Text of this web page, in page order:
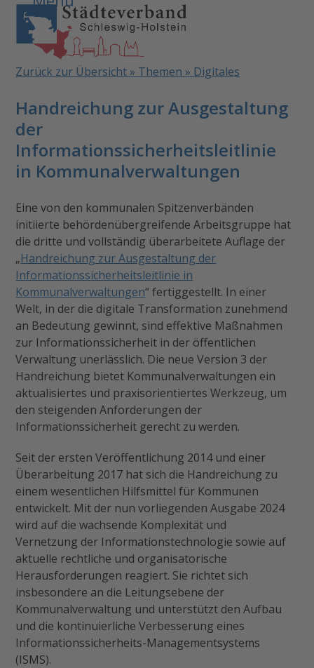
Skip
content
Open
mobile
menu
Close
mobile
menu
Zurück zur Übersicht » Themen » Digitales
Handreichung zur Ausgestaltung
der
Informationssicherheitsleitlinie
in Kommunalverwaltungen
Eine von den kommunalen Spitzenverbänden
initiierte behördenübergreifende Arbeitsgruppe hat
die dritte und vollständig überarbeitete Auflage der
„Handreichung zur Ausgestaltung der
Informationssicherheitsleitlinie in
Kommunalverwaltungen“ fertiggestellt. In einer
Welt, in der die digitale Transformation zunehmend
an Bedeutung gewinnt, sind effektive Maßnahmen
zur Informationssicherheit in der öffentlichen
Verwaltung unerlässlich. Die neue Version 3 der
Handreichung bietet Kommunalverwaltungen ein
aktualisiertes und praxisorientiertes Werkzeug, um
den steigenden Anforderungen der
Informationssicherheit gerecht zu werden.
Seit der ersten Veröffentlichung 2014 und einer
Überarbeitung 2017 hat sich die Handreichung zu
einem wesentlichen Hilfsmittel für Kommunen
entwickelt. Mit der nun vorliegenden Ausgabe 2024
wird auf die wachsende Komplexität und
Vernetzung der Informationstechnologie sowie auf
aktuelle rechtliche und organisatorische
Herausforderungen reagiert. Sie richtet sich
insbesondere an die Leitungsebene der
Kommunalverwaltung und unterstützt den Aufbau
und die kontinuierliche Verbesserung eines
Informationssicherheits-Managementsystems
(ISMS).